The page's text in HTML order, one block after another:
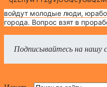
войдут молодые люди,
города. Вопрос взят в
Подписывайтесь на нашу